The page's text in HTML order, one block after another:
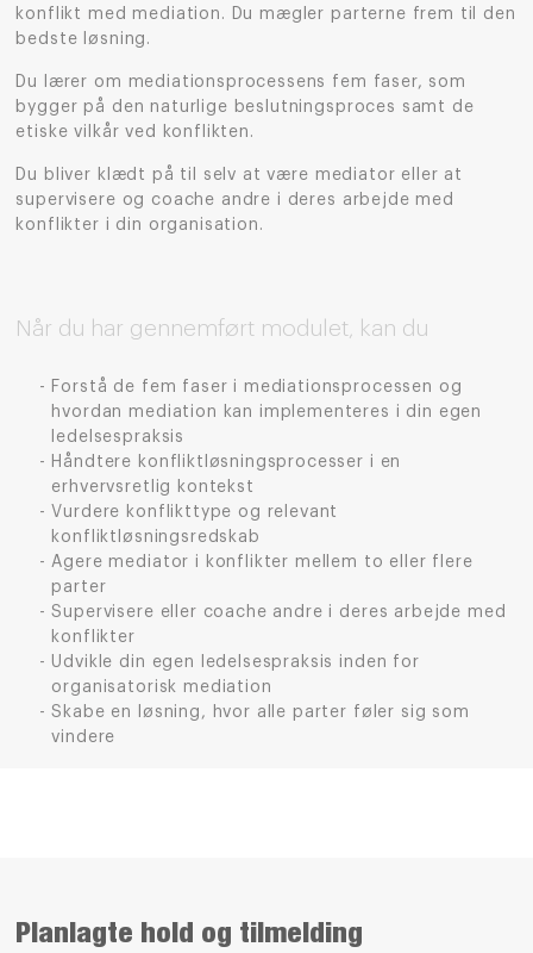
konflikt med mediation. Du mægler parterne frem til den
bedste løsning.
Du lærer om mediationsprocessens fem faser, som
bygger på den naturlige beslutningsproces samt de
etiske vilkår ved konflikten.
Du bliver klædt på til selv at være mediator eller at
supervisere og coache andre i deres arbejde med
konflikter i din organisation.
Når du har gennemført modulet, kan du
Forstå de fem faser i mediationsprocessen og
hvordan mediation kan implementeres i din egen
ledelsespraksis
Håndtere konfliktløsningsprocesser i en
erhvervsretlig kontekst
Vurdere konflikttype og relevant
konfliktløsningsredskab
Agere mediator i konflikter mellem to eller flere
parter
Supervisere eller coache andre i deres arbejde med
konflikter
Udvikle din egen ledelsespraksis inden for
organisatorisk mediation
Skabe en løsning, hvor alle parter føler sig som
vindere
Planlagte hold og tilmelding